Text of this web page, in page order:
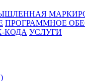
ПРОГРАММНОЕ
КОДА УСЛУГИ